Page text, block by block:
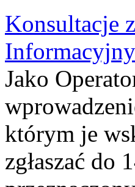
Konsultacje
Jako
którym je
zgłaszać do